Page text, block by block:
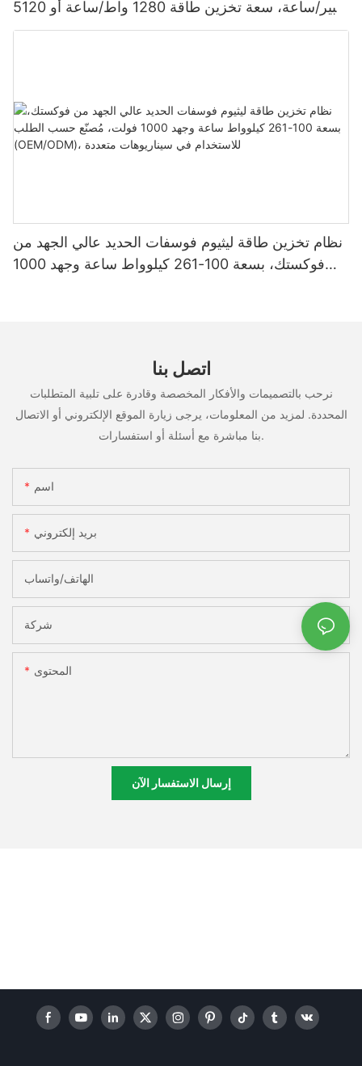
أمبير/ساعة، سعة تخزين طاقة 1280 واط/ساعة أو 5120
واط/ساعة، مقاومة للماء والغبار بمعيار IP65، مناسبة
نظام تخزين طاقة ليثيوم فوسفات الحديد عالي الجهد من
فوكستك، بسعة 100-261 كيلوواط ساعة وجهد 1000
اتصل بنا
نرحب بالتصميمات والأفكار المخصصة وقادرة على تلبية المتطلبات
المحددة. لمزيد من المعلومات، يرجى زيارة الموقع الإلكتروني أو الاتصال
بنا مباشرة مع أسئلة أو استفسارات.
اسم
بريد إلكتروني
الهاتف/واتساب
شركة
المحتوى
إرسال الاستفسار الآن